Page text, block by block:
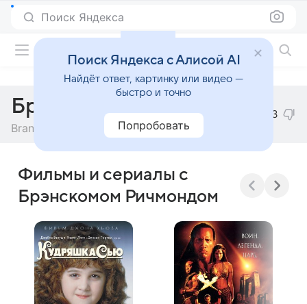
Поиск Яндекса
Брэнском Ричмонд
Branscombe Richmond
3
Фильмы и сериалы с
Брэнскомом Ричмондом
Поиск Яндекса с Алисой AI
Найдёт ответ, картинку или видео —
быстро и точно
Попробовать